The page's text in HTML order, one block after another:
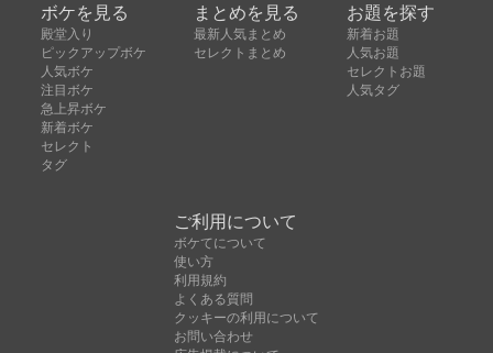
ボケを見る
殿堂入り
ピックアップボケ
人気ボケ
注目ボケ
急上昇ボケ
新着ボケ
セレクト
タグ
まとめを見る
最新人気まとめ
セレクトまとめ
お題を探す
新着お題
人気お題
セレクトお題
人気タグ
ご利用について
ボケてについて
使い方
利用規約
よくある質問
クッキーの利用について
お問い合わせ